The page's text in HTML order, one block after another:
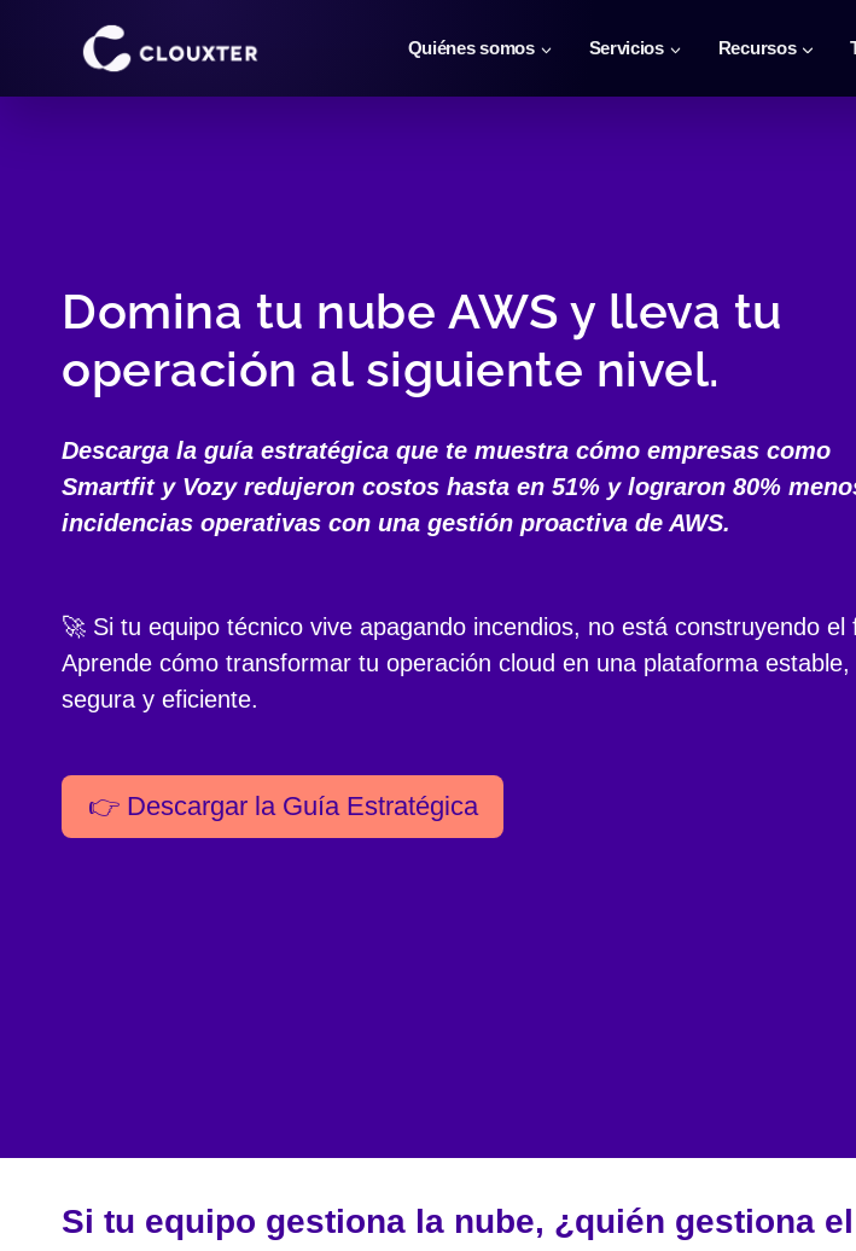
Quiénes somos Servicios Recursos
Domina tu nube AWS y lleva tu
operación al siguiente nivel.
Descarga la guía estratégica que te muestra cómo empresas como
Smartfit y Vozy redujeron costos hasta en 51% y lograron 80%
incidencias operativas con una gestión proactiva de AWS.
🚀 Si tu equipo técnico vive apagando incendios, no está construyendo el
Aprende cómo transformar tu operación cloud en una plataforma estable,
segura y eficiente.
👉 Descargar la Guía Estratégica
Si tu equipo gestiona la nube, ¿quién gestiona